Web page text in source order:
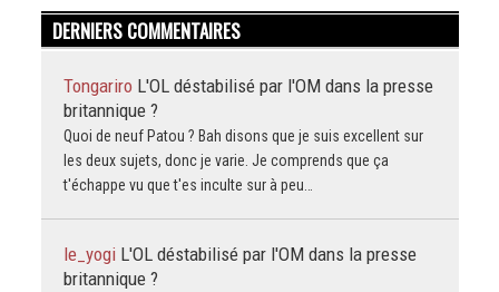
DERNIERS COMMENTAIRES
Tongariro L'OL déstabilisé par l'OM dans la presse
britannique ?
Quoi de neuf Patou ? Bah disons que je suis excellent sur
les deux sujets, donc je varie. Je comprends que ça
t'échappe vu que t'es inculte sur à peu…
le_yogi L'OL déstabilisé par l'OM dans la presse
britannique ?